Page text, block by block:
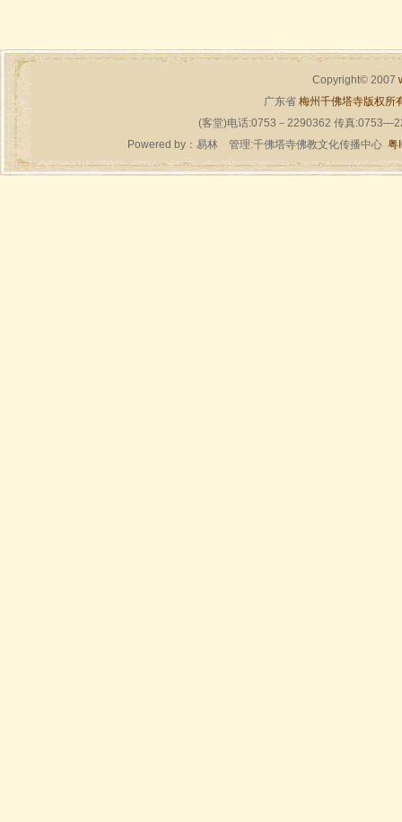
Copyright© 2007
广东省 梅州千佛塔寺版权所
(客堂)电话:0753－2290362 传真
Powered by： 易林管理:千佛塔寺佛教文化传播中心 粤